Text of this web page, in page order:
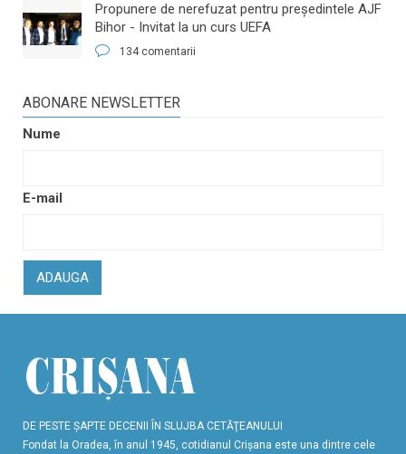
​Propunere de nerefuzat pentru preşedintele AJF
Bihor - Invitat la un curs UEFA
134 comentarii
ABONARE NEWSLETTER
Nume
E-mail
ADAUGA
DE PESTE ŞAPTE DECENII ÎN SLUJBA CETĂŢEANULUI
Fondat la Oradea, în anul 1945, cotidianul Crişana este una dintre cele